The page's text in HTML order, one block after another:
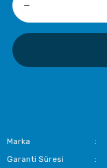
Marka
Garanti Süresi